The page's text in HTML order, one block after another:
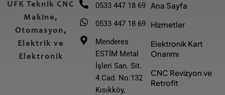
UFK Teknik CNC
Makine,
Otomasyon,
Elektrik ve
Elektronik
0533 447 18 69
0533 447 18 69
Menderes
ESTİM Metal
İşleri San. Sit.
4.Cad. No:132
Kısıkköy,
Ana Sayfa
Hizmetler
Elektronik Kart
Onarımı
CNC Revizyon ve
Retrofit